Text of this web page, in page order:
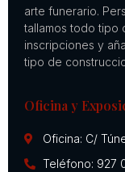
arte funerario.
tallamos todo tipo
inscripciones y
tipo de
Oficina y
Oficina: C/
Teléfono: 927